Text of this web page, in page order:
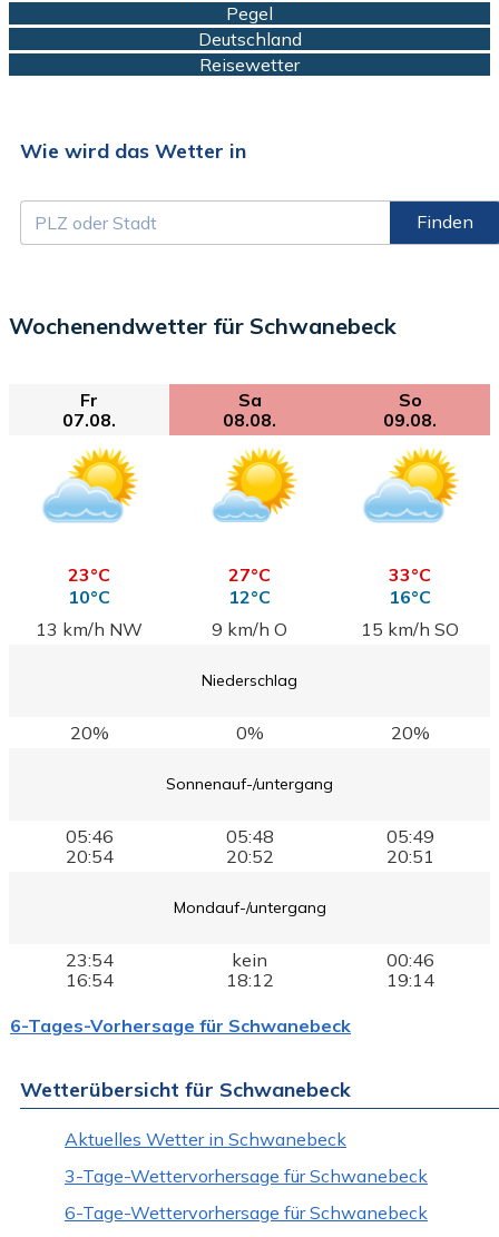
Pegel
Deutschland
Reisewetter
Wie wird das Wetter in
Finden
Wochenendwetter für Schwanebeck
Fr
07.08.
Sa
08.08.
So
09.08.
23°C
10°C
27°C
12°C
33°C
16°C
13 km/h NW
9 km/h O 15 km/h SO
Niederschlag
20% 0% 20%
Sonnenauf-/untergang
05:46
20:54
05:48
20:52
05:49
20:51
Mondauf-/untergang
23:54
16:54
kein
18:12
00:46
19:14
6-Tages-Vorhersage für Schwanebeck
Wetterübersicht für Schwanebeck
Aktuelles Wetter in Schwanebeck
3-Tage-Wettervorhersage für Schwanebeck
6-Tage-Wettervorhersage für Schwanebeck